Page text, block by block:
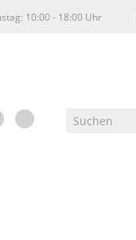
10:00 - 18:00 Uhr